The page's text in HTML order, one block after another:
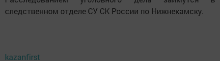
следственном отделе СУ СК России по Нижнекамску.
kazanfirst